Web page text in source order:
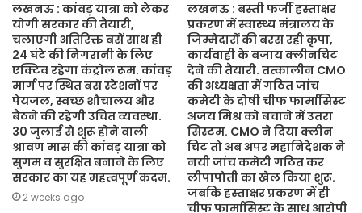
लखनऊ : कांवड़ यात्रा को लेकर
योगी सरकार की तैयारी,
चलाएगी अतिरिक्त बसें साथ ही
24 घंटे की निगरानी के लिए
एक्टिव रहेगा कंट्रोल रूम. कांवड़
मार्ग पर स्थित बस स्टेशनों पर
पेयजल, स्वच्छ शौचालय और
बैठने की रहेगी उचित व्यवस्था.
30 जुलाई से शुरू होने वाली
श्रावण मास की कांवड़ यात्रा को
सुगम व सुरक्षित बनाने के लिए
सरकार का यह महत्वपूर्ण कदम.
2 weeks ago
लखनऊ : बस्ती फर्जी हस्ताक्षर
प्रकरण में स्वास्थ्य मंत्रालय के
जिम्मेदारों की बरस रही कृपा,
कार्यवाही के बजाय क्लीनचिट
देने की तैयारी. तत्कालीन CMO
की अध्यक्षता में गठित जांच
कमेटी के दोषी चीफ फार्मासिस्ट
अजय मिश्र को बचाने में उतरा
सिस्टम. CMO ने दिया क्लीन
चिट तो अब अपर महानिदेशक ने
नयी जांच कमेटी गठित कर
लीपापोती का खेल किया शुरू.
जबकि हस्ताक्षर प्रकरण में ही
चीफ फार्मासिस्ट के साथ आरोपी